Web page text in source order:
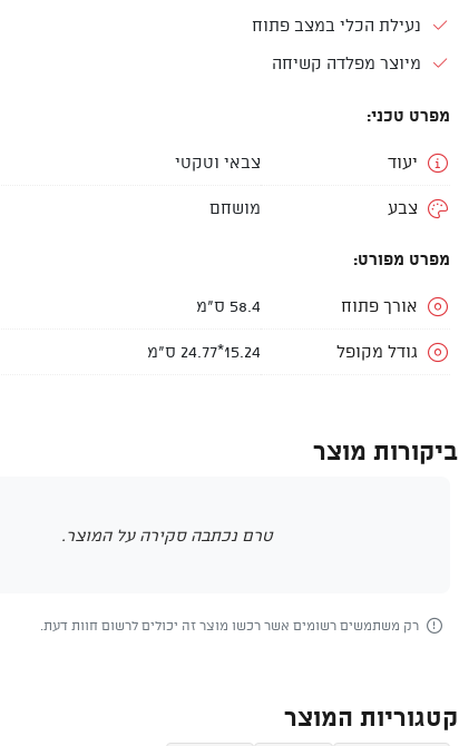
נעילת הכלי במצב פתוח
מיוצר מפלדה קשיחה
מפרט טכני:
יעוד צבאי וטקטי
צבע מושחם
מפרט מפורט:
אורך פתוח 58.4 ס"מ
גודל מקופל 15.24*24.77 ס"מ
ביקורות מוצר
טרם נכתבה סקירה על המוצר.
רק משתמשים רשומים אשר רכשו מוצר זה יכולים לרשום חוות דעת.
קטגוריות המוצר